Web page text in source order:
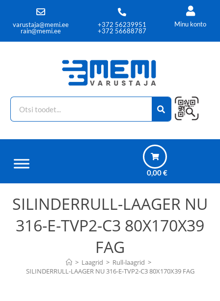
varustaja@memi.ee
rain@memi.ee
+372 56239951
+372 56688787
Minu konto
0,00€
SILINDERRULL-LAAGER NU
316-E-TVP2-C3 80X170X39
FAG
> Laagrid > Rull-laagrid >
SILINDERRULL-LAAGER NU 316-E-TVP2-C3 80X170X39 FAG